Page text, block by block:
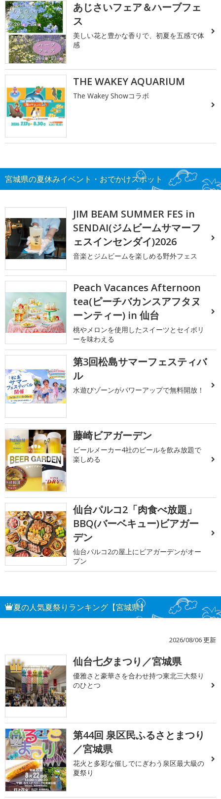
あじさいフェア＆ハーブフェ
ス
美しい花と豊かな香りで、初夏を五感で体
感
THE WAKEY AQUARIUM
The Wakey Showコラボ
宮城県の夏休みイベント・おでかけスポット
JIM BEAM SUMMER FES in
SENDAI(ジムビームサマーフ
ェスインセンダイ)2026
音楽とジムビームを楽しめる野外フェス
Peach Vacances Afternoon
tea(ピーチバカンスアフタヌ
ーンティー) in 仙台
桃やメロンを使用したスイーツとセイボリ
ーを味わえる
第3回松島サマーフェスティバ
ル
水遊びゾーンがパワーアップで無料開放！
藤崎ビアガーデン
ビールメーカー4社のビールを飲み放題で
楽しめる
仙台パルコ2「肉食べ放題」
BBQ(バーベキュー)ビアガー
デン
仙台パルコ2の屋上にビアガーデンがオー
プン
夏の人気夏祭りランキング【宮城県】
2026/08/06 更新
1 仙台七夕まつり／宮城県
優雅さと豪華さを合わせ持つ東北三大祭り
のひとつ
2
第44回 泉区民ふるさとまつり
／宮城県
花火と多彩な催しでにぎわう泉区最大級の
夏祭り